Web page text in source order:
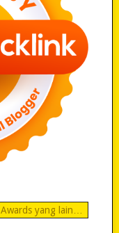
Awards yang lain…